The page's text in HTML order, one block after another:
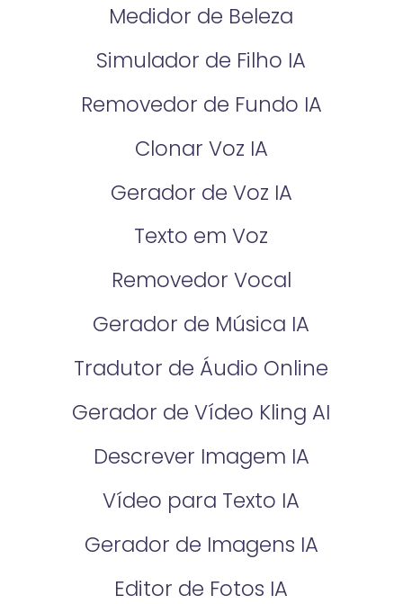
Medidor de Beleza
Simulador de Filho IA
Removedor de Fundo IA
Clonar Voz IA
Gerador de Voz IA
Texto em Voz
Removedor Vocal
Gerador de Música IA
Tradutor de Áudio Online
Gerador de Vídeo Kling AI
Descrever Imagem IA
Vídeo para Texto IA
Gerador de Imagens IA
Editor de Fotos IA